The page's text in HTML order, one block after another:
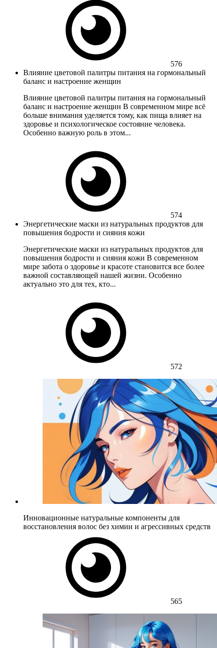
576
Влияние цветовой палитры питания на гормональный
баланс и настроение женщин
Влияние цветовой палитры питания на гормональный
баланс и настроение женщин В современном мире всё
больше внимания уделяется тому, как пища влияет на
здоровье и психологическое состояние человека.
Особенно важную роль в этом...
574
Энергетические маски из натуральных продуктов для
повышения бодрости и сияния кожи
Энергетические маски из натуральных продуктов для
повышения бодрости и сияния кожи В современном
мире забота о здоровье и красоте становится все более
важной составляющей нашей жизни. Особенно
актуально это для тех, кто...
572
Инновационные натуральные компоненты для
восстановления волос без химии и агрессивных средств
565